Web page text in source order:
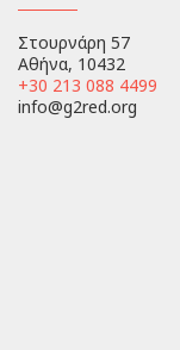
Στουρνάρη 57
Αθήνα, 10432
+30 213 088 4499
info@g2red.org